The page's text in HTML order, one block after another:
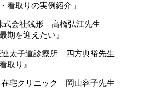
りの実例紹介」
株式会社銭形 高橋弘江先生
期を迎えたい』
連太子道診療所 四方典裕先生
取り』
在宅クリニック 岡山容子先生